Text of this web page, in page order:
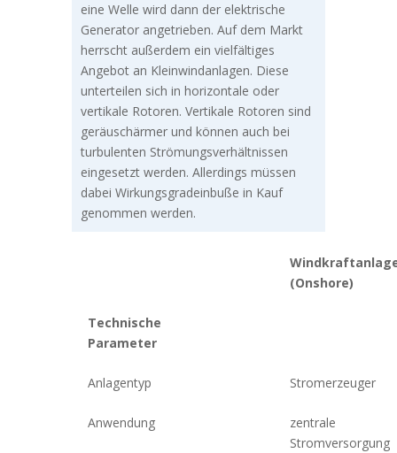
eine Welle wird dann der elektrische
Generator angetrieben. Auf dem Markt
herrscht außerdem ein vielfältiges
Angebot an Kleinwindanlagen. Diese
unterteilen sich in horizontale oder
vertikale Rotoren. Vertikale Rotoren sind
geräuschärmer und können auch bei
turbulenten Strömungsverhältnissen
eingesetzt werden. Allerdings müssen
dabei Wirkungsgradeinbuße in Kauf
genommen werden.
(Onshore)
Technische
Parameter
Anlagentyp Stromerzeuger
Anwendung
zentrale
Stromversorgung